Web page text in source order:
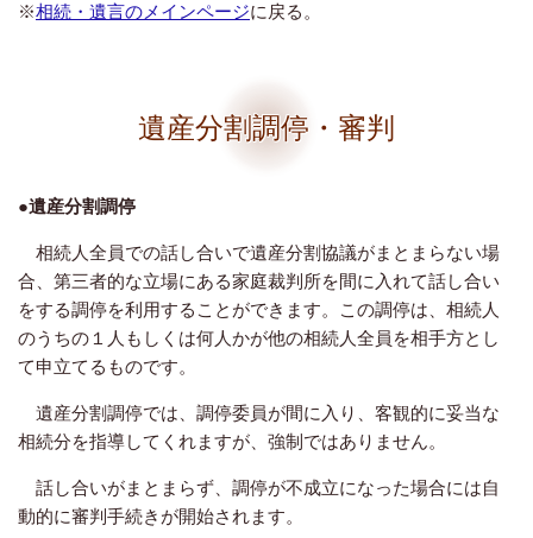
※相続・遺言のメインページに戻る。
遺産分割調停・審判
●遺産分割調停
相続人全員での話し合いで遺産分割協議がまとまらない場
合、第三者的な立場にある家庭裁判所を間に入れて話し合い
をする調停を利用することができます。この調停は、相続人
のうちの１人もしくは何人かが他の相続人全員を相手方とし
て申立てるものです。
遺産分割調停では、調停委員が間に入り、客観的に妥当な
相続分を指導してくれますが、強制ではありません。
話し合いがまとまらず、調停が不成立になった場合には自
動的に審判手続きが開始されます。